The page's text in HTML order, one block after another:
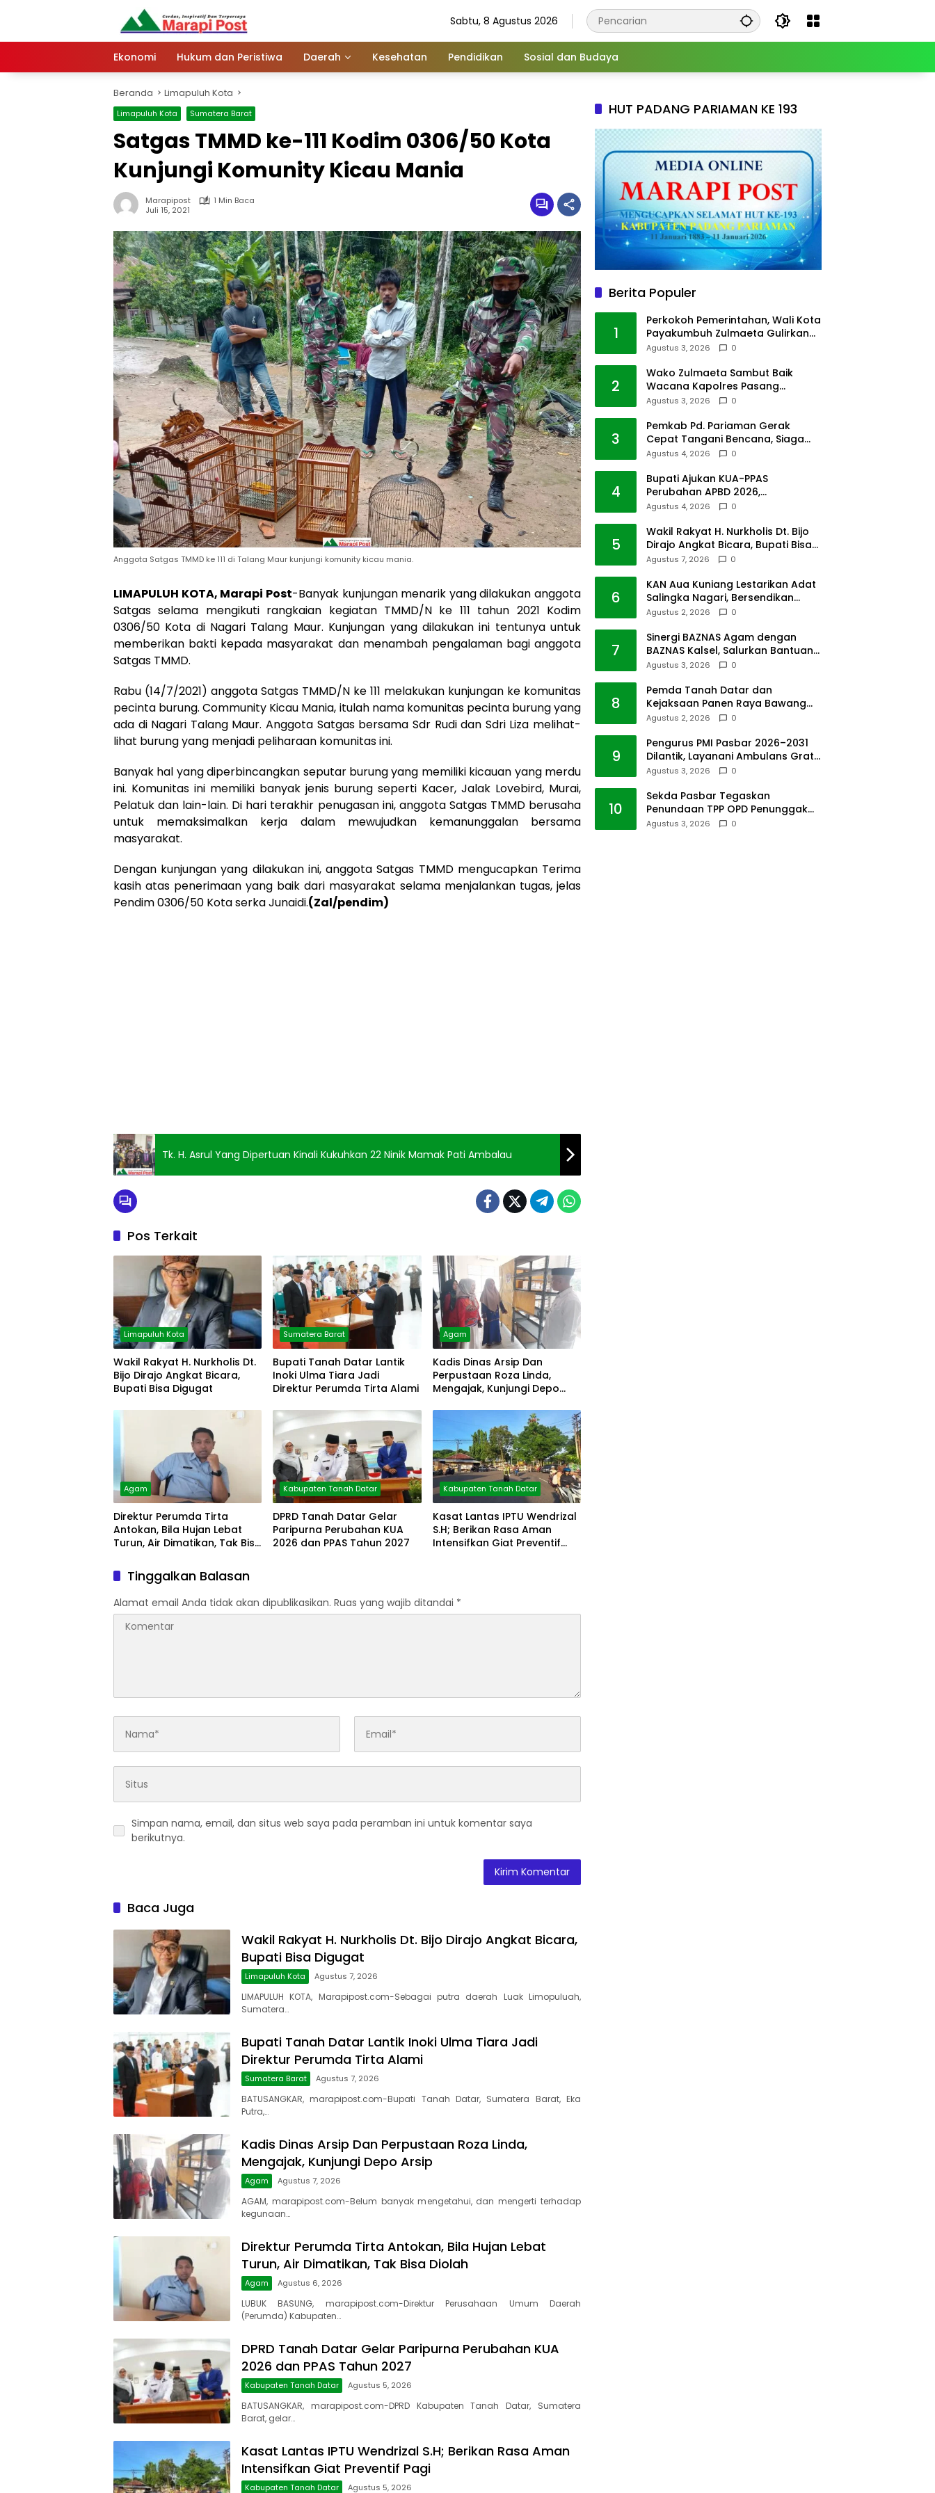
Sabtu, 8 Agustus 2026
Ekonomi Hukum dan Peristiwa Daerah Kesehatan Pendidikan Sosial dan Budaya
Beranda Limapuluh Kota
Limapuluh Kota Sumatera Barat
Satgas TMMD ke-111 Kodim 0306/50 Kota
Kunjungi Komunity Kicau Mania
Marapipost
1 Min Baca
Juli 15, 2021
Anggota Satgas TMMD ke 111 di Talang Maur kunjungi komunity kicau mania.
LIMAPULUH KOTA, Marapi Post-Banyak kunjungan menarik yang dilakukan anggota
Satgas selama mengikuti rangkaian kegiatan TMMD/N ke 111 tahun 2021 Kodim
0306/50 Kota di Nagari Talang Maur. Kunjungan yang dilakukan ini tentunya untuk
memberikan bakti kepada masyarakat dan menambah pengalaman bagi anggota
Satgas TMMD.
Rabu (14/7/2021) anggota Satgas TMMD/N ke 111 melakukan kunjungan ke komunitas
pecinta burung. Community Kicau Mania, itulah nama komunitas pecinta burung yang
ada di Nagari Talang Maur. Anggota Satgas bersama Sdr Rudi dan Sdri Liza melihat-
lihat burung yang menjadi peliharaan komunitas ini.
Banyak hal yang diperbincangkan seputar burung yang memiliki kicauan yang merdu
ini. Komunitas ini memiliki banyak jenis burung seperti Kacer, Jalak Lovebird, Murai,
Pelatuk dan lain-lain. Di hari terakhir penugasan ini, anggota Satgas TMMD berusaha
untuk memaksimalkan kerja dalam mewujudkan kemanunggalan bersama
masyarakat.
Dengan kunjungan yang dilakukan ini, anggota Satgas TMMD mengucapkan Terima
kasih atas penerimaan yang baik dari masyarakat selama menjalankan tugas, jelas
Pendim 0306/50 Kota serka Junaidi.(Zal/pendim)
Tk. H. Asrul Yang Dipertuan Kinali Kukuhkan 22 Ninik Mamak Pati Ambalau
Pos Terkait
Limapuluh Kota
Wakil Rakyat H. Nurkholis Dt.
Bijo Dirajo Angkat Bicara,
Bupati Bisa Digugat
Sumatera Barat
Bupati Tanah Datar Lantik
Inoki Ulma Tiara Jadi
Direktur Perumda Tirta Alami
Agam
Kadis Dinas Arsip Dan
Perpustaan Roza Linda,
Mengajak, Kunjungi Depo
Agam
Direktur Perumda Tirta
Antokan, Bila Hujan Lebat
Turun, Air Dimatikan, Tak Bisa
Kabupaten Tanah Datar
DPRD Tanah Datar Gelar
Paripurna Perubahan KUA
2026 dan PPAS Tahun 2027
Kabupaten Tanah Datar
Kasat Lantas IPTU Wendrizal
S.H; Berikan Rasa Aman
Intensifkan Giat Preventif
Tinggalkan Balasan
Alamat email Anda tidak akan dipublikasikan. Ruas yang wajib ditandai *
Simpan nama, email, dan situs web saya pada peramban ini untuk komentar saya
berikutnya.
Baca Juga
Wakil Rakyat H. Nurkholis Dt. Bijo Dirajo Angkat Bicara,
Bupati Bisa Digugat
Limapuluh Kota Agustus 7, 2026
LIMAPULUH KOTA, Marapipost.com-Sebagai putra daerah Luak Limopuluah,
Sumatera…
Bupati Tanah Datar Lantik Inoki Ulma Tiara Jadi
Direktur Perumda Tirta Alami
Sumatera Barat Agustus 7, 2026
BATUSANGKAR, marapipost.com-Bupati Tanah Datar, Sumatera Barat, Eka
Putra,…
Kadis Dinas Arsip Dan Perpustaan Roza Linda,
Mengajak, Kunjungi Depo Arsip
Agam Agustus 7, 2026
AGAM, marapipost.com-Belum banyak mengetahui, dan mengerti terhadap
kegunaan…
Direktur Perumda Tirta Antokan, Bila Hujan Lebat
Turun, Air Dimatikan, Tak Bisa Diolah
Agam Agustus 6, 2026
LUBUK BASUNG, marapipost.com-Direktur Perusahaan Umum Daerah
(Perumda) Kabupaten…
DPRD Tanah Datar Gelar Paripurna Perubahan KUA
2026 dan PPAS Tahun 2027
Kabupaten Tanah Datar Agustus 5, 2026
BATUSANGKAR, marapipost.com-DPRD Kabupaten Tanah Datar, Sumatera
Barat, gelar…
Kasat Lantas IPTU Wendrizal S.H; Berikan Rasa Aman
Intensifkan Giat Preventif Pagi
Kabupaten Tanah Datar Agustus 5, 2026
HUT PADANG PARIAMAN KE 193
Berita Populer
1
Perkokoh Pemerintahan, Wali Kota
Payakumbuh Zulmaeta Gulirkan
Jabatan
Agustus 3, 2026 0
2
Wako Zulmaeta Sambut Baik
Wacana Kapolres Pasang
Kamera Pantau Lalin
Agustus 3, 2026 0
3
Pemkab Pd. Pariaman Gerak
Cepat Tangani Bencana, Siaga
Cuaca Ekstrem
Agustus 4, 2026 0
4
Bupati Ajukan KUA-PPAS
Perubahan APBD 2026,
Pendapatan Pasbar Naik 15
Agustus 4, 2026 0
5
Wakil Rakyat H. Nurkholis Dt. Bijo
Dirajo Angkat Bicara, Bupati Bisa
Digugat
Agustus 7, 2026 0
6
KAN Aua Kuniang Lestarikan Adat
Salingka Nagari, Bersendikan
Kitabullah
Agustus 2, 2026 0
7
Sinergi BAZNAS Agam dengan
BAZNAS Kalsel, Salurkan Bantuan
Bencana Alam
Agustus 3, 2026 0
8
Pemda Tanah Datar dan
Kejaksaan Panen Raya Bawang
Merah di Sawah Tangah
Agustus 2, 2026 0
9
Pengurus PMI Pasbar 2026–2031
Dilantik, Layanani Ambulans Gratis
ke Padang
Agustus 3, 2026 0
10
Sekda Pasbar Tegaskan
Penundaan TPP OPD Penunggak
Pajak Kendaraan Dinas
Agustus 3, 2026 0